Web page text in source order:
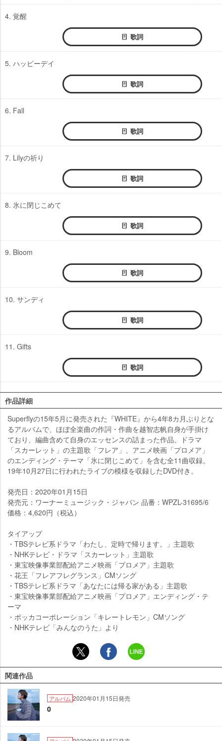
4. 覚醒
歌詞
5. ハッピーデイ
歌詞
6. Fall
歌詞
7. Lilyの祈り
歌詞
8. 氷に閉じこめて
歌詞
9. Bloom
歌詞
10. サンディ
歌詞
11. Gifts
歌詞
作品詳細
Superflyの15年5月に発売された『WHITE』から4年8カ月ぶりとな
るアルバムで、ほぼ全楽曲の作詞・作曲を越智志帆自身が手掛け
ており、編曲含めて自身のエッセンスの詰まった作品。ドラマ
「スカーレット」の主題歌「フレア」、アニメ映画「プロメア」
のエンディング・テーマ「氷に閉じこめて」を含む全11曲収録。
19年10月27日に行われたライブの模様を収録したDVD付き。
発売日：2020年01月15日
発売元：ワーナーミュージック・ジャパン 品番：WPZL-31695/6
価格：4,620円（税込）
タイアップ
・TBSテレビ系ドラマ「わたし、定時で帰ります。」主題歌
・NHKテレビ・ドラマ「スカーレット」主題歌
・東宝映像事業部配給アニメ映画「プロメア」主題歌
・花王「フレアフレグランス」CMソング
・TBSテレビ系ドラマ「あなたには帰る家がある」主題歌
・東宝映像事業部配給アニメ映画「プロメア」エンディング・テ
ーマ
・ポッカコーポレーション「キレートレモン」CMソング
・NHKテレビ「みんなのうた」より
関連作品
アルバム 2020年01月15日発売
0